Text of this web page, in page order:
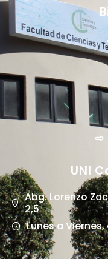
UNI
Abg. Lorenzo
2,5
Lunes a